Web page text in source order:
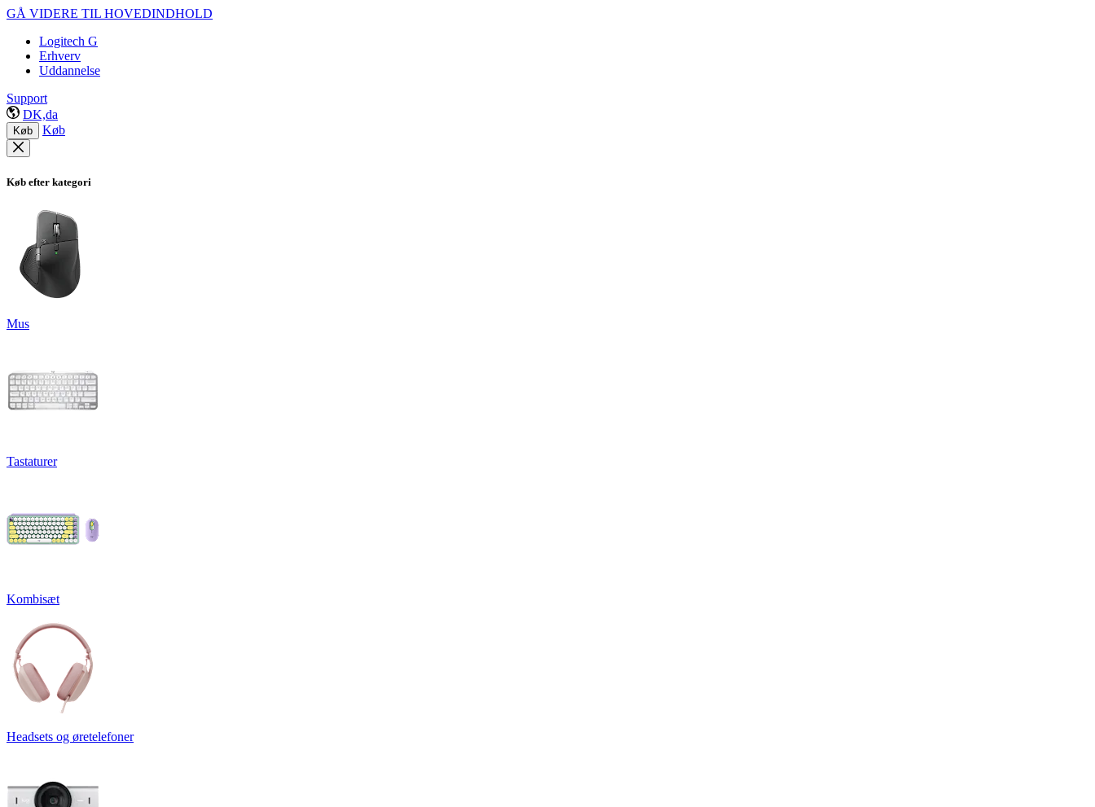
GÅ VIDERE TIL HOVEDINDHOLD
Logitech G
Erhverv
Uddannelse
Support
DK,da
Køb Køb
Køb efter kategori
Mus
Tastaturer
Kombisæt
Headsets og øretelefoner